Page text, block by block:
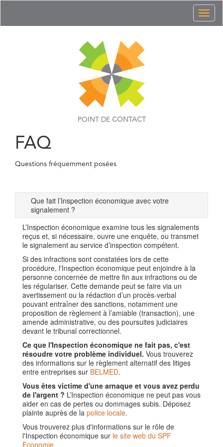
POINT DE CONTACT
FAQ
Questions fréquemment posées
Que fait l’Inspection économique avec votre
signalement ?
L’Inspection économique examine tous les signalements
reçus et, si nécessaire, ouvre une enquête, ou transmet
le signalement au service d’inspection compétent.
Si des infractions sont constatées lors de cette
procédure, l'Inspection économique peut enjoindre à la
personne concernée de mettre fin aux infractions ou de
les régulariser. Cette demande peut se faire via un
avertissement ou la rédaction d’un procès-verbal
pouvant entraîner des sanctions, notamment une
proposition de règlement à l’amiable (transaction), une
amende administrative, ou des poursuites judiciaires
devant le tribunal correctionnel.
Ce que l'Inspection économique ne fait pas, c'est
résoudre votre problème individuel. Vous trouverez
des informations sur le règlement alternatif des litiges
entre entreprises sur BELMED.
Vous êtes victime d'une arnaque et vous avez perdu
de l'argent ? L’Inspection économique ne peut pas vous
aider en cas de pertes ou dommages subis. Déposez
plainte auprès de la police locale.
Vous trouverez plus d'informations sur le rôle de
l'Inspection économique sur le site web du SPF
Economie.